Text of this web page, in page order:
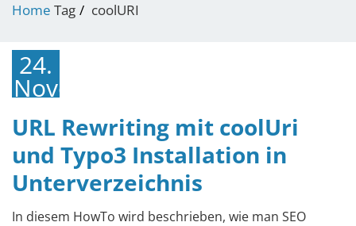
Home Tag coolURI
24.
November
URL Rewriting mit coolUri
und Typo3 Installation in
Unterverzeichnis
In diesem HowTo wird beschrieben, wie man SEO